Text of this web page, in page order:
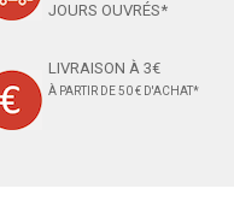
JOURS OUVRÉS*
LIVRAISON À 3€
À PARTIR DE 50 € D'ACHAT*